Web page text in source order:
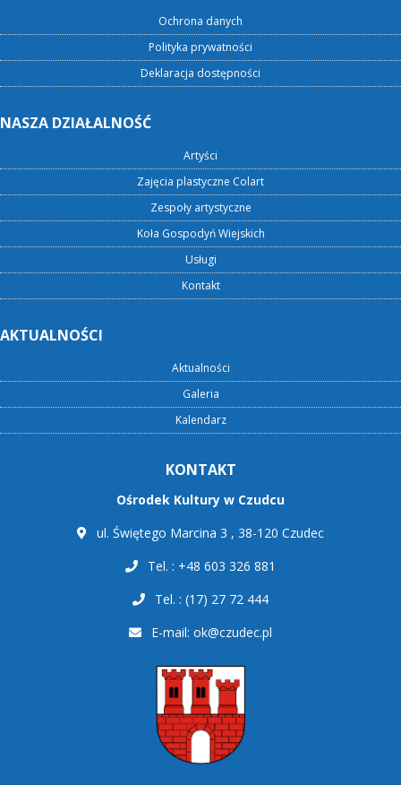
Ochrona danych
Polityka prywatności
Deklaracja dostępności
NASZA DZIAŁALNOŚĆ
Artyści
Zajęcia plastyczne Colart
Zespoły artystyczne
Koła Gospodyń Wiejskich
Usługi
Kontakt
AKTUALNOŚCI
Aktualności
Galeria
Kalendarz
KONTAKT
Ośrodek Kultury w Czudcu
ul. Świętego Marcina 3 , 38-120 Czudec
Tel. : +48 603 326 881
Tel. : (17) 27 72 444
E-mail: ok@czudec.pl